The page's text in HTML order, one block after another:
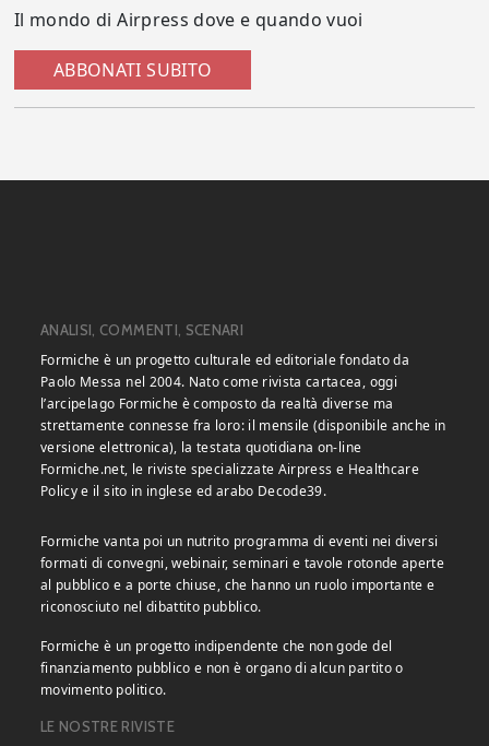
Il mondo di Airpress dove e quando vuoi
ABBONATI SUBITO
ANALISI, COMMENTI, SCENARI
Formiche è un progetto culturale ed editoriale fondato da
Paolo Messa nel 2004. Nato come rivista cartacea, oggi
l’arcipelago Formiche è composto da realtà diverse ma
strettamente connesse fra loro: il mensile (disponibile anche in
versione elettronica), la testata quotidiana on-line
Formiche.net, le riviste specializzate Airpress e Healthcare
Policy e il sito in inglese ed arabo Decode39.
Formiche vanta poi un nutrito programma di eventi nei diversi
formati di convegni, webinair, seminari e tavole rotonde aperte
al pubblico e a porte chiuse, che hanno un ruolo importante e
riconosciuto nel dibattito pubblico.
Formiche è un progetto indipendente che non gode del
finanziamento pubblico e non è organo di alcun partito o
movimento politico.
LE NOSTRE RIVISTE